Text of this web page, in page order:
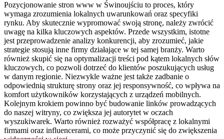
Pozycjonowanie stron www w Świnoujściu to proces, który
wymaga zrozumienia lokalnych uwarunkowań oraz specyfiki
rynku. Aby skutecznie wypromować swoją stronę, należy zwrócić
uwagę na kilka kluczowych aspektów. Przede wszystkim, istotne
jest przeprowadzenie analizy konkurencji, aby zrozumieć, jakie
strategie stosują inne firmy działające w tej samej branży. Warto
również skupić się na optymalizacji treści pod kątem lokalnych słów
kluczowych, co pozwoli dotrzeć do klientów poszukujących usług
w danym regionie. Niezwykle ważne jest także zadbanie o
odpowiednią strukturę strony oraz jej responsywność, co wpływa na
komfort użytkowników korzystających z urządzeń mobilnych.
Kolejnym krokiem powinno być budowanie linków prowadzących
do naszej witryny, co zwiększa jej autorytet w oczach
wyszukiwarek. Warto również rozważyć współpracę z lokalnymi
firmami oraz influencerami, co może przyczynić się do zwiększenia